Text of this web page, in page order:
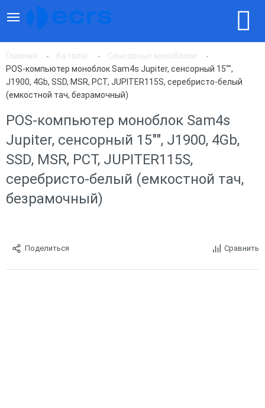
Главная Каталог
Сенсорные моноблоки
POS-компьютер моноблок Sam4s Jupiter, сенсорный 15"",
J1900, 4Gb, SSD, MSR, PCT, JUPITER115S, серебристо-белый
(емкостной тач, безрамочный)
POS-компьютер моноблок Sam4s
Jupiter, сенсорный 15"", J1900, 4Gb,
SSD, MSR, PCT, JUPITER115S,
серебристо-белый (емкостной тач,
безрамочный)
Поделиться Сравнить